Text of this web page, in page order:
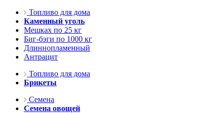
Топливо для дома
Каменный уголь
Мешках по 25 кг
Биг-бэги по 1000 кг
Длиннопламенный
Антрацит
Топливо для дома
Брикеты
Семена
Семена овощей